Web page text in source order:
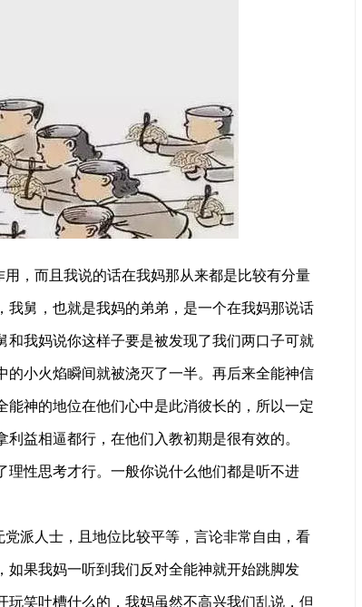
，而且我说的话在我妈那从来都是比较有分量
舅，也就是我妈的弟弟，是一个在我妈那说话
和我妈说你这样子要是被发现了我们两口子可就
小火焰瞬间就被浇灭了一半。再后来全能神信
神的地位在他们心中是此消彼长的，所以一定
利益相逼都行 ，在他们入教初期是很有效的。
理性思考才行。一般你说什么他们都是听不进
派人士，且地位比较平等，言论非常自由，看
果我妈一听到我们反对全能神就开始跳脚发
笑吐槽什么的，我妈虽然不高兴我们乱说，但